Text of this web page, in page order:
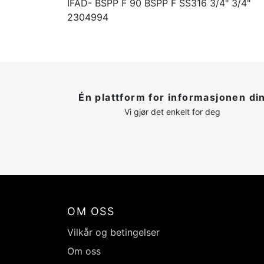
IFAD- BSPP F 90 BSPP F SS316 3/4" 3/4"
2304994
Én plattform for informasjonen
Vi gjør det enkelt for deg
OM OSS
Vilkår og betingelser
Om oss